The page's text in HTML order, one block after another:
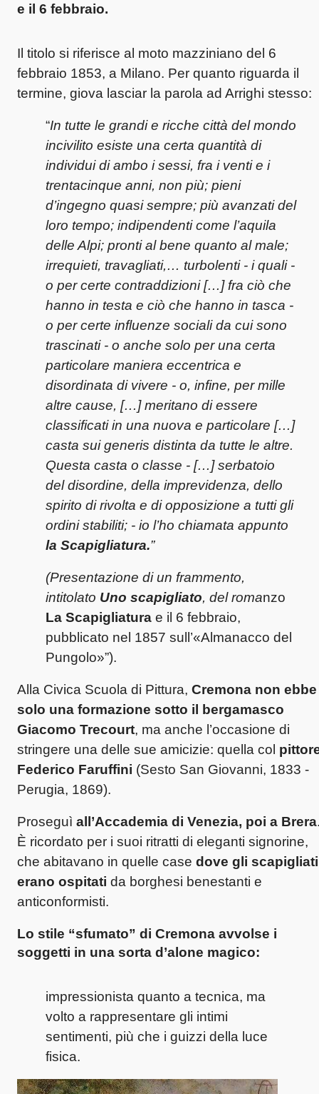
e il 6 febbraio.
Il titolo si riferisce al moto mazziniano del 6
febbraio 1853, a Milano. Per quanto riguarda il
termine, giova lasciar la parola ad Arrighi stesso:
“In tutte le grandi e ricche città del mondo
incivilito esiste una certa quantità di
individui di ambo i sessi, fra i venti e i
trentacinque anni, non più; pieni
d’ingegno quasi sempre; più avanzati del
loro tempo; indipendenti come l’aquila
delle Alpi; pronti al bene quanto al male;
irrequieti, travagliati,… turbolenti - i quali -
o per certe contraddizioni […] fra ciò che
hanno in testa e ciò che hanno in tasca -
o per certe influenze sociali da cui sono
trascinati - o anche solo per una certa
particolare maniera eccentrica e
disordinata di vivere - o, infine, per mille
altre cause, […] meritano di essere
classificati in una nuova e particolare […]
casta sui generis distinta da tutte le altre.
Questa casta o classe - […] serbatoio
del disordine, della imprevidenza, dello
spirito di rivolta e di opposizione a tutti gli
ordini stabiliti; - io l’ho chiamata appunto
la Scapigliatura.”
(Presentazione di un frammento,
intitolato Uno scapigliato, del romanzo
La Scapigliatura e il 6 febbraio,
pubblicato nel 1857 sull’«Almanacco del
Pungolo»”).
Alla Civica Scuola di Pittura, Cremona non ebbe
solo una formazione sotto il bergamasco
Giacomo Trecourt, ma anche l’occasione di
stringere una delle sue amicizie: quella col
Federico Faruffini (Sesto San Giovanni, 1833 -
Perugia, 1869).
Proseguì all’Accademia di Venezia, poi a Brera
È ricordato per i suoi ritratti di eleganti signorine,
che abitavano in quelle case dove gli scapigliati
erano ospitati da borghesi benestanti e
anticonformisti.
Lo stile “sfumato” di Cremona avvolse i
soggetti in una sorta d’alone magico:
impressionista quanto a tecnica, ma
volto a rappresentare gli intimi
sentimenti, più che i guizzi della luce
fisica.